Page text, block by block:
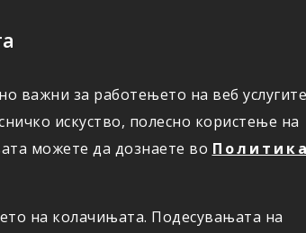
важни за работењето на веб
искуство, полесно користење на
можете да дознаете во Политика
на колачињата. Подесувањата на
ОНЛАЈН